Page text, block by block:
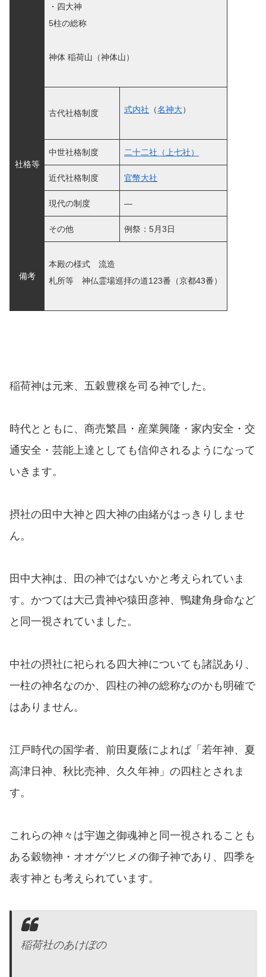
・四大神
5柱の総称
神体 稲荷山（神体山）
社格等
古代社格制度 式内社 （名神大）
中世社格制度 二十二社（上七社）
近代社格制度 官幣大社
現代の制度 ―
その他 例祭：5月3日
備考
本殿の様式 流造
札所等 神仏霊場巡拝の道123番（京都43番）
稲荷神は元来、五穀豊穣を司る神でした。
時代とともに、商売繁昌・産業興隆・家内安全・交
通安全・芸能上達としても信仰されるようになって
いきます。
摂社の田中大神と四大神の由緒がはっきりしませ
ん。
田中大神は、田の神ではないかと考えられていま
す。かつては大己貴神や猿田彦神、鴨建角身命など
と同一視されていました。
中社の摂社に祀られる四大神についても諸説あり、
一柱の神名なのか、四柱の神の総称なのかも明確で
はありません。
江戸時代の国学者、前田夏蔭によれば「若年神、夏
高津日神、秋比売神、久久年神」の四柱とされま
す。
これらの神々は宇迦之御魂神と同一視されることも
ある穀物神・オオゲツヒメの御子神であり、四季を
表す神とも考えられています。
稲荷社のあけぼの